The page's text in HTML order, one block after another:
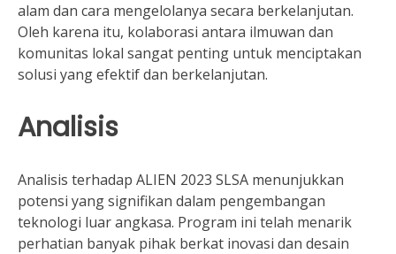
alam dan cara mengelolanya secara berkelanjutan.
Oleh karena itu, kolaborasi antara ilmuwan dan
komunitas lokal sangat penting untuk menciptakan
solusi yang efektif dan berkelanjutan.
Analisis
Analisis terhadap ALIEN 2023 SLSA menunjukkan
potensi yang signifikan dalam pengembangan
teknologi luar angkasa. Program ini telah menarik
perhatian banyak pihak berkat inovasi dan desain